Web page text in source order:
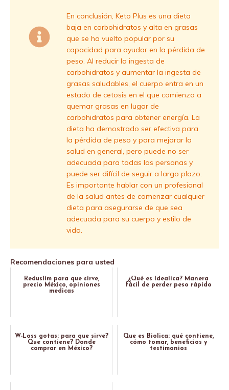
En conclusión, Keto Plus es una dieta
baja en carbohidratos y alta en grasas
que se ha vuelto popular por su
capacidad para ayudar en la pérdida de
peso. Al reducir la ingesta de
carbohidratos y aumentar la ingesta de
grasas saludables, el cuerpo entra en un
estado de cetosis en el que comienza a
quemar grasas en lugar de
carbohidratos para obtener energía. La
dieta ha demostrado ser efectiva para
la pérdida de peso y para mejorar la
salud en general, pero puede no ser
adecuada para todas las personas y
puede ser difícil de seguir a largo plazo.
Es importante hablar con un profesional
de la salud antes de comenzar cualquier
dieta para asegurarse de que sea
adecuada para su cuerpo y estilo de
vida.
Recomendaciones para usted
Reduslim para que sirve,
precio México, opiniones
medicas
¿Qué es Idealica? Manera
fácil de perder peso rápido
W-Loss gotas: para que sirve?
Que contiene? Donde
comprar en México?
Que es Biolica: qué contiene,
cómo tomar, beneficios y
testimonios